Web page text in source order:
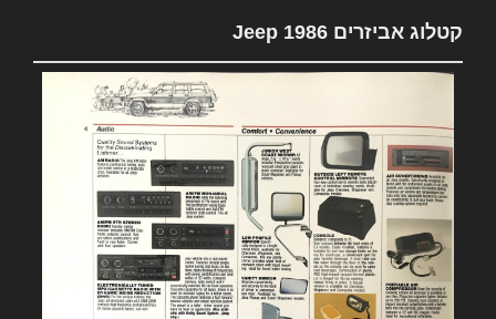
קטלוג אביזרים Jeep 1986